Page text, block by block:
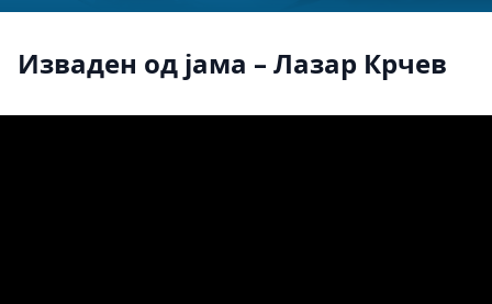
Изваден од јама – Лазар Крчев